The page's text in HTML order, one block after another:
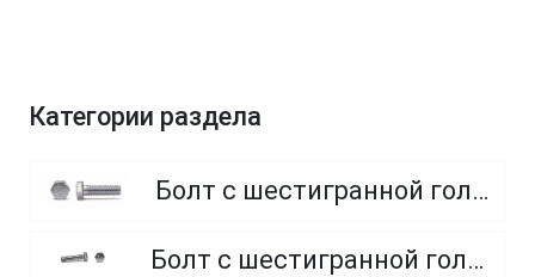
Категории раздела
Болт с шестигранной головкой, полная резьба, класс прочности 8.8
Болт с шестигранной головкой, полная резьба, класс прочности 4.8 и 5.8